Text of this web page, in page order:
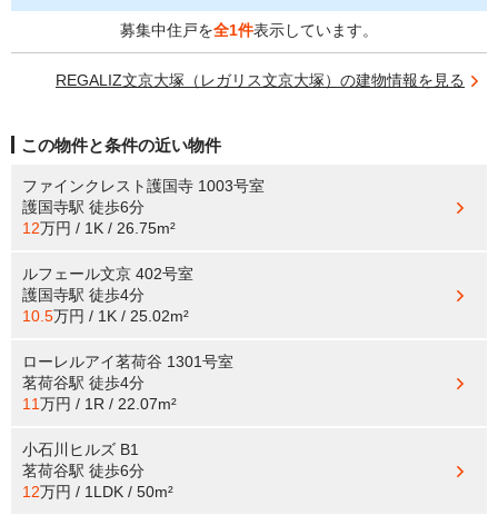
募集中住戸を全1件表示しています。
REGALIZ文京大塚（レガリス文京大塚）の建物情報を見る
この物件と条件の近い物件
ファインクレスト護国寺 1003号室
護国寺駅 徒歩6分
12万円 / 1K / 26.75m²
ルフェール文京 402号室
護国寺駅 徒歩4分
10.5万円 / 1K / 25.02m²
ローレルアイ茗荷谷 1301号室
茗荷谷駅 徒歩4分
11万円 / 1R / 22.07m²
小石川ヒルズ B1
茗荷谷駅 徒歩6分
12万円 / 1LDK / 50m²